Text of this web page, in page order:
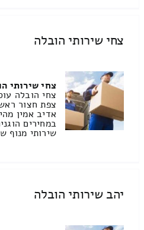
צחי שירותי הובלה
צחי שירותי
צחי הובלה
צפת חצור
אדיב אמין
במחירים
שירותי מנוף
יהב שירותי הובלה